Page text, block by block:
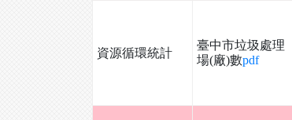
資源循環統計
臺中市垃圾處理
場(廠)數pdf